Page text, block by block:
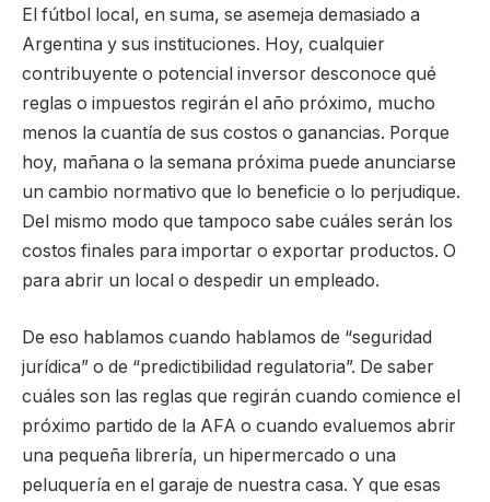
El fútbol local, en suma, se asemeja demasiado a
Argentina y sus instituciones. Hoy, cualquier
contribuyente o potencial inversor desconoce qué
reglas o impuestos regirán el año próximo, mucho
menos la cuantía de sus costos o ganancias. Porque
hoy, mañana o la semana próxima puede anunciarse
un cambio normativo que lo beneficie o lo perjudique.
Del mismo modo que tampoco sabe cuáles serán los
costos finales para importar o exportar productos. O
para abrir un local o despedir un empleado.
De eso hablamos cuando hablamos de “seguridad
jurídica” o de “predictibilidad regulatoria”. De saber
cuáles son las reglas que regirán cuando comience el
próximo partido de la AFA o cuando evaluemos abrir
una pequeña librería, un hipermercado o una
peluquería en el garaje de nuestra casa. Y que esas